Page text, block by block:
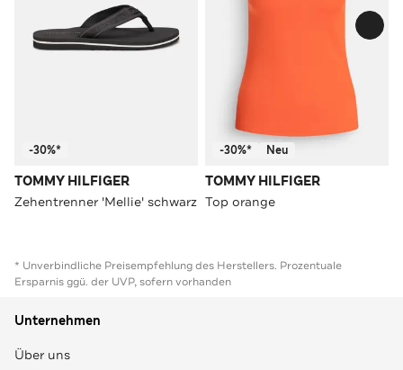
-30%*
TOMMY HILFIGER
Zehentrenner 'Mellie' schwarz
-30%* Neu
TOMMY HILFIGER
Top orange
* Unverbindliche Preisempfehlung des Herstellers. Prozentuale
Ersparnis ggü. der UVP, sofern vorhanden
Unternehmen
Über uns